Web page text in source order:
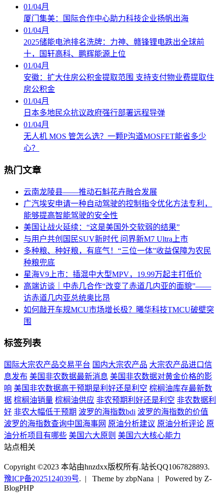
01/04月
厦门集美：国际合作中心助力科技企业扬帆出海
01/04月
2025储能电池排名洗牌：力神、赣锋锂电跌出全球前
十，国轩高科、鹏辉能源上位
01/04月
安徽：扩大住房公积金提取范围 支持支付物业费提取住
房公积金
01/04月
日本多地民众抗议政府强行部署远程导弹
01/04月
无人机 MOS 管怎么选？一颗P沟道MOSFET能省多少
心？
热门文章
云南龙陵县――推动石斛花卉融合发展
广汽埃安申请一种自动驾驶的控制指令优化方法专利，
能够提高智能驾驶的安全性
美国让战火延续：“这是美国外交软弱的结果”
与用户共创国民SUV新时代 问界新M7 Ultra上市
多种粮、种好粮，有底气！“三位一体”收益保障为农民
种粮兜底
星海V9上市：插混中大型MPV，19.99万起主打低价
高端访谈｜中赤几合作“改变了赤道几内亚的面貌”――
访赤道几内亚总统奥比昂
如何敲开车规MCU市场增长极？曦华科技TMCU破壁突
围
标签列表
国际大宗农产品交易平台 国内大宗农产品 大宗农产品进口信
息发布 美国非农数据最新消息 美国非农数据对黄金价格的影
响 美国非农数据高于预期是利好还是利空 棕榈油库存最新数
据 棕榈油销量 棕榈油供应 非农预期利好还是利空 非农数据利
好 非农大幅低于预期 波罗的海指数bdi 波罗的海指数的价值
波罗的海指数查询中国海事网 原油分析建议 原油分析评论 原
油分析项目有哪些 美国六大原则 美国六大核心能力
站点相关
Copyright ©2023 本站由hnzdxx版权所有.站长QQ1067828893.
豫ICP备2025124039号. | Theme by zbpNana | Powered by Z-
BlogPHP